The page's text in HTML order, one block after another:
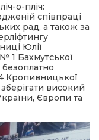
о-пліч:
співпраці
рад, а також за
Юлії
Бахмутської
Кропивницької
високий
Європи та